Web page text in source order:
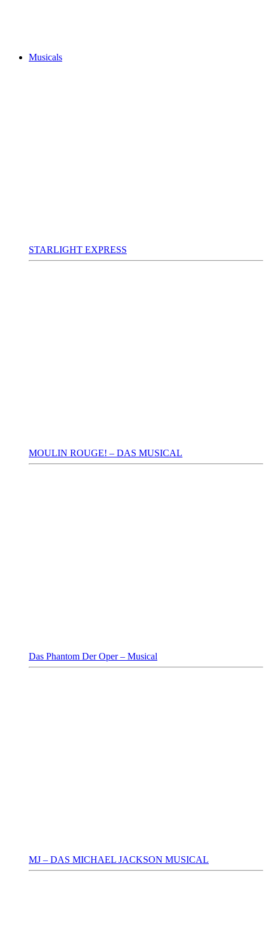
Musicals
STARLIGHT EXPRESS
MOULIN ROUGE! – DAS MUSICAL
Das Phantom Der Oper – Musical
MJ – DAS MICHAEL JACKSON MUSICAL